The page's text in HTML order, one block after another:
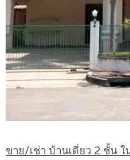
ขาย/เช่า บ้านเดี่ยว 2 ชั้น